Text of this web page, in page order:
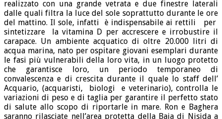
realizzato con una grande vetrata e due finestre laterali
dalle quali filtra la luce del sole soprattutto durante le ore
del mattino. Il sole, infatti è indispensabile ai rettili per
sintetizzare la vitamina D per accrescere e irrobustire il
carapace. Un ambiente acquatico di oltre 20.000 litri di
acqua marina, nato per ospitare giovani esemplari durante
le fasi più vulnerabili della loro vita, in un luogo protetto
che garantisce loro, un periodo temporaneo di
convalescenza e di crescita durante il quale lo staff dell’
Acquario, (acquaristi, biologi e veterinario), controlla le
variazioni di peso e di taglia per garantire il perfetto stato
di salute allo scopo di riportarle in mare. Ron e Baghera
saranno rilasciate nell’area protetta della Baia di Nisida a